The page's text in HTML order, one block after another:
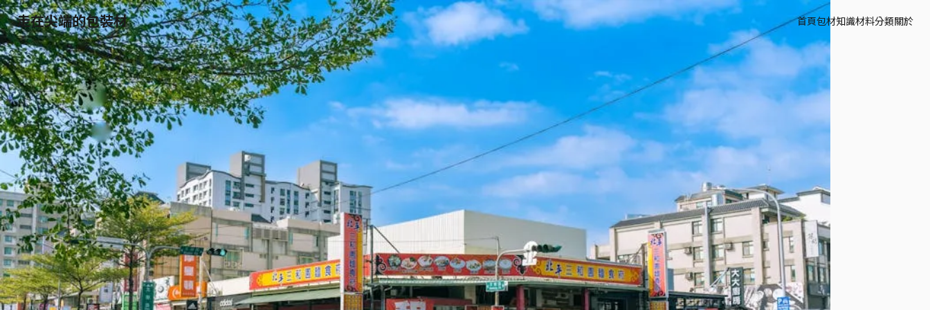
走在尖端的包裝材 首頁包材知識材料分類關於